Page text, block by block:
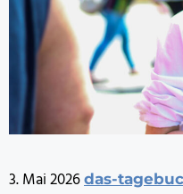
3. Mai 2026 das-